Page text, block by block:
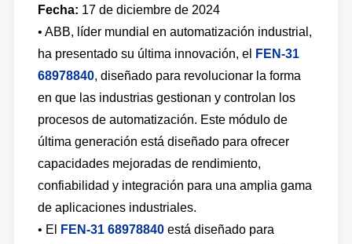
Fecha: 17 de diciembre de 2024
• ABB, líder mundial en automatización industrial,
ha presentado su última innovación, el
FEN-31
68978840, diseñado para revolucionar la forma
en que las industrias gestionan y controlan los
procesos de automatización. Este módulo de
última generación está diseñado para ofrecer
capacidades mejoradas de rendimiento,
confiabilidad y integración para una amplia gama
de aplicaciones industriales.
• El
FEN-31 68978840está diseñado para